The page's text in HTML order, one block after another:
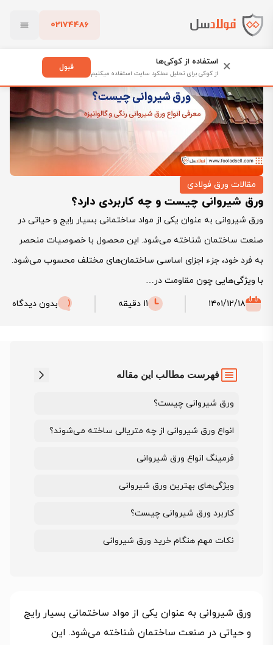
02174486
پاک کردن
فولادسل
مقالات ورق فولادی
ورق شیروانی چیست و چه کاربردی دارد؟
ورق شیروانی به عنوان یکی از مواد ساختمانی بسیار رایج و حیاتی در
صنعت ساختمان شناخته می‌شود. این محصول با خصوصیات منحصر
به فرد خود، جزء اجزای اساسی ساختمان‌های مختلف محسوب می‌شود.
با ویژگی‌هایی چون مقاومت در…
۱۴۰۱/۱۲/۱۸
11 دقیقه بدون دیدگاه
فهرست مطالب این مقاله
ورق شیروانی چیست؟
انواع ورق شیروانی از چه متریالی ساخته می‌شوند؟
فرمینگ انواع ورق شیروانی
ویژگی‌های بهترین ورق شیروانی
کاربرد ورق شیروانی چیست؟
نکات مهم هنگام خرید ورق شیروانی
ورق شیروانی به عنوان یکی از مواد ساختمانی بسیار رایج
و حیاتی در صنعت ساختمان شناخته می‌شود. این
× استفاده از کوکی‌ها
از کوکی برای تحلیل عملکرد سایت استفاده میکنیم
قبول